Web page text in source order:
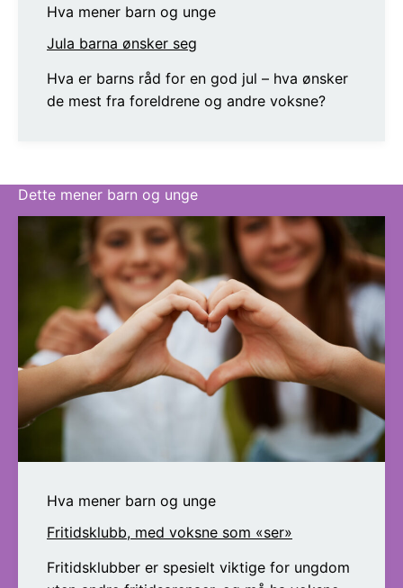
Hva mener barn og unge
Jula barna ønsker seg
Hva er barns råd for en god jul – hva ønsker
de mest fra foreldrene og andre voksne?
Dette mener barn og unge
Hva mener barn og unge
Fritidsklubb, med voksne som «ser»
Fritidsklubber er spesielt viktige for ungdom